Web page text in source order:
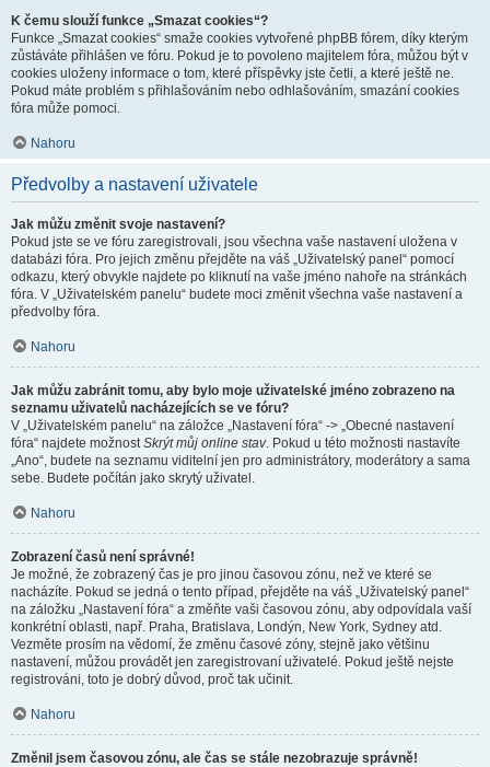
K čemu slouží funkce „Smazat cookies“?
Funkce „Smazat cookies“ smaže cookies vytvořené phpBB fórem, díky kterým
zůstáváte přihlášen ve fóru. Pokud je to povoleno majitelem fóra, můžou být v
cookies uloženy informace o tom, které příspěvky jste četli, a které ještě ne.
Pokud máte problém s přihlašováním nebo odhlašováním, smazání cookies
fóra může pomoci.
Nahoru
Předvolby a nastavení uživatele
Jak můžu změnit svoje nastavení?
Pokud jste se ve fóru zaregistrovali, jsou všechna vaše nastavení uložena v
databázi fóra. Pro jejich změnu přejděte na váš „Uživatelský panel“ pomocí
odkazu, který obvykle najdete po kliknutí na vaše jméno nahoře na stránkách
fóra. V „Uživatelském panelu“ budete moci změnit všechna vaše nastavení a
předvolby fóra.
Nahoru
Jak můžu zabránit tomu, aby bylo moje uživatelské jméno zobrazeno na
seznamu uživatelů nacházejících se ve fóru?
V „Uživatelském panelu“ na záložce „Nastavení fóra“ -> „Obecné nastavení
fóra“ najdete možnostSkrýt můj online stav. Pokud u této možnosti nastavíte
„Ano“, budete na seznamu viditelní jen pro administrátory, moderátory a sama
sebe. Budete počítán jako skrytý uživatel.
Nahoru
Zobrazení časů není správné!
Je možné, že zobrazený čas je pro jinou časovou zónu, než ve které se
nacházíte. Pokud se jedná o tento případ, přejděte na váš „Uživatelský panel“
na záložku „Nastavení fóra“ a změňte vaši časovou zónu, aby odpovídala vaší
konkrétní oblasti, např. Praha, Bratislava, Londýn, New York, Sydney atd.
Vezměte prosím na vědomí, že změnu časové zóny, stejně jako většinu
nastavení, můžou provádět jen zaregistrovaní uživatelé. Pokud ještě nejste
registrováni, toto je dobrý důvod, proč tak učinit.
Nahoru
Změnil jsem časovou zónu, ale čas se stále nezobrazuje správně!